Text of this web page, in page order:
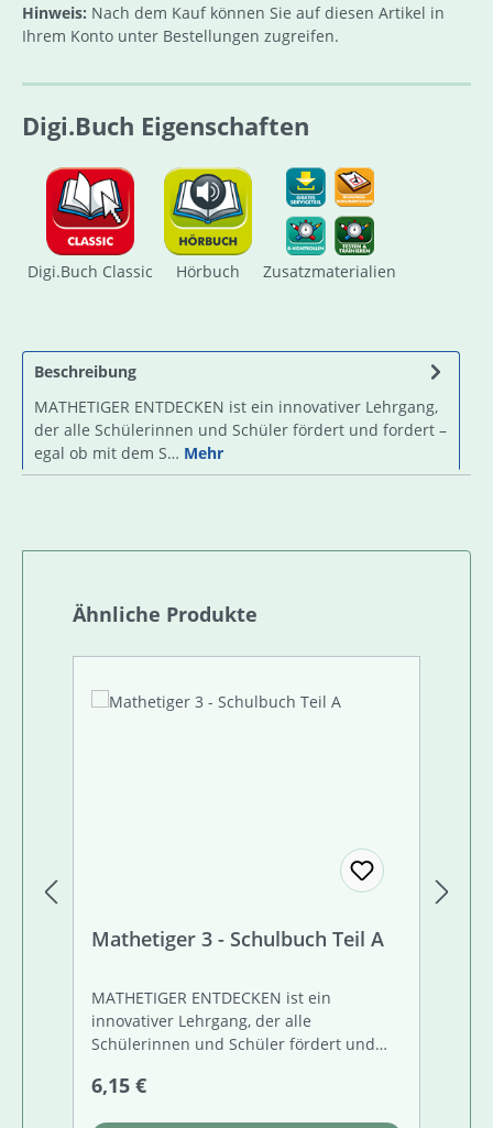
Hinweis: Nach dem Kauf können Sie auf diesen Artikel in
Ihrem Konto unter Bestellungen zugreifen.
Digi.Buch Eigenschaften
Digi.Buch Classic Hörbuch Zusatzmaterialien
Beschreibung
MATHETIGER ENTDECKEN ist ein innovativer Lehrgang,
der alle Schülerinnen und Schüler fördert und fordert –
egal ob mit dem S… Mehr
Produktgalerie überspringen
Ähnliche Produkte
Mathetiger 3 - Schulbuch Teil A
MATHETIGER ENTDECKEN ist ein
innovativer Lehrgang, der alle
Schülerinnen und Schüler fördert und
dem Arbeitsheft dem TIGERTRAINER, der
Regulärer Preis:
6,15 €